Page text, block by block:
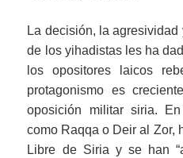
La decisión, la
de los yihadistas les ha
los opositores laicos
protagonismo es
oposición militar siria.
como Raqqa o Deir al Zor,
Libre de Siria y se han